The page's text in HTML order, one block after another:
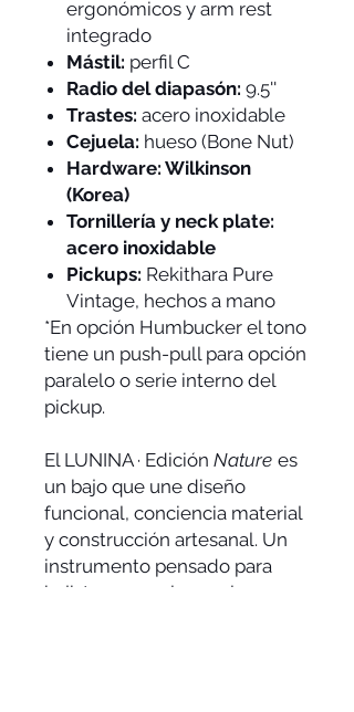
ergonómicos y arm rest
integrado
Mástil: perfil C
Radio del diapasón: 9.5''
Trastes: acero inoxidable
Cejuela: hueso (Bone Nut)
Hardware: Wilkinson
(Korea)
Tornillería y neck plate:
acero inoxidable
Pickups: Rekithara Pure
Vintage, hechos a mano
*En opción Humbucker el tono
tiene un push-pull para opción
paralelo o serie interno del
pickup.
El LUNINA · Edición Nature es
un bajo que une diseño
funcional, conciencia material
y construcción artesanal. Un
instrumento pensado para
bajistas que valoran el